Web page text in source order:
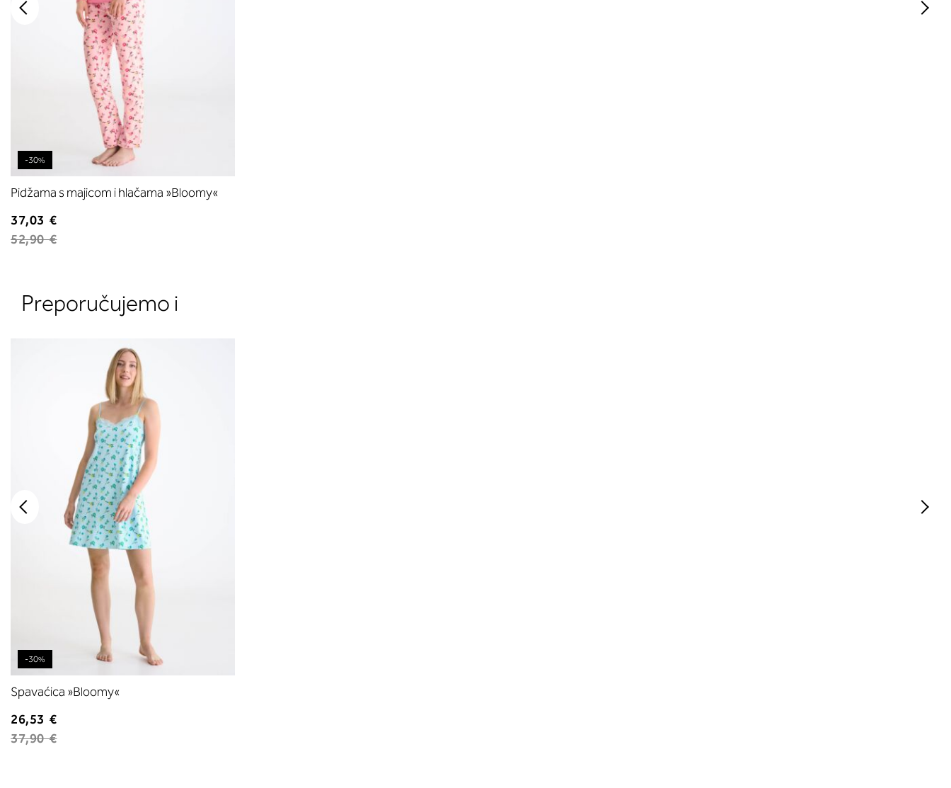
-30%
Pidžama s majicom i hlačama »Bloomy«
37,03 €
52,90 €
Preporučujemo i
-30%
Spavaćica »Bloomy«
26,53 €
37,90 €